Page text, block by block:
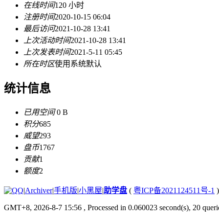
在线时间120 小时
注册时间2020-10-15 06:04
最后访问2021-10-28 13:41
上次活动时间2021-10-28 13:41
上次发表时间2021-5-11 05:45
所在时区使用系统默认
统计信息
已用空间0 B
积分685
威望293
盘币1767
贡献1
额度2
|Archiver|手机版|小黑屋|助学盘 ( 粤ICP备2021124511号-1 )
GMT+8, 2026-8-7 15:56 , Processed in 0.060023 second(s), 20